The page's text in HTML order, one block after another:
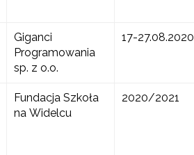
Giganci
Programowania
sp. z o.o.
17-27.08.2020
Fundacja Szkoła
na Widelcu
2020/2021